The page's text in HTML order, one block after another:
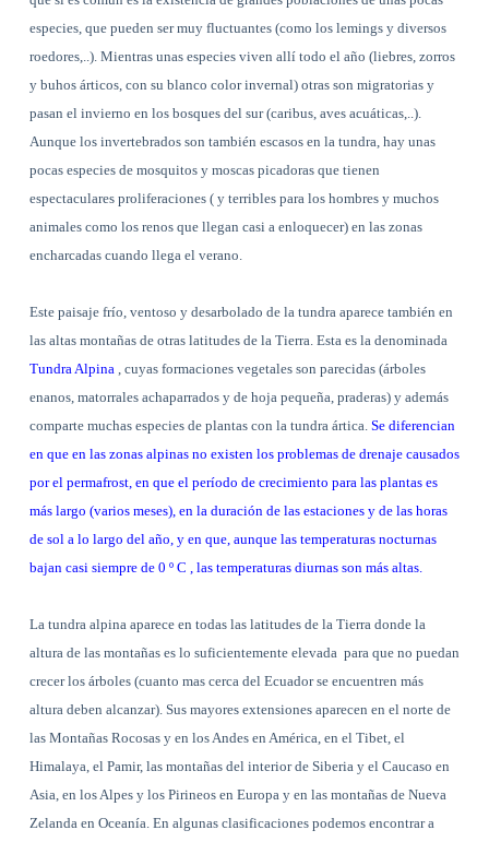
especies, que pueden ser muy fluctuantes (como los lemings y diversos
roedores,..). Mientras unas especies viven allí todo el año (liebres, zorros
y buhos árticos, con su blanco color invernal) otras son migratorias y
pasan el invierno en los bosques del sur (caribus, aves acuáticas,..).
Aunque los invertebrados son también escasos en la tundra, hay unas
pocas especies de mosquitos y moscas picadoras que tienen
espectaculares proliferaciones ( y terribles para los hombres y muchos
animales como los renos que llegan casi a enloquecer) en las zonas
encharcadas cuando llega el verano.
Este paisaje frío, ventoso y desarbolado de la tundra aparece también en
las altas montañas de otras latitudes de la Tierra. Esta es la denominada
Tundra Alpina
, cuyas formaciones vegetales son parecidas (árboles
enanos, matorrales achaparrados y de hoja pequeña, praderas) y además
comparte muchas especies de plantas con la tundra ártica. Se diferencian
en que en las zonas alpinas no existen los problemas de drenaje causados
por el permafrost, en que el período de crecimiento para las plantas es
más largo (varios meses), en la duración de las estaciones y de las horas
de sol a lo largo del año, y en que, aunque las temperaturas nocturnas
bajan casi siempre de 0 º C , las temperaturas diurnas son más altas.
La tundra alpina aparece en todas las latitudes de la Tierra donde la
altura de las montañas es lo suficientemente elevada para que no puedan
crecer los árboles (cuanto mas cerca del Ecuador se encuentren más
altura deben alcanzar). Sus mayores extensiones aparecen en el norte de
las Montañas Rocosas y en los Andes en América, en el Tibet, el
Himalaya, el Pamir, las montañas del interior de Siberia y el Caucaso en
Asia, en los Alpes y los Pirineos en Europa y en las montañas de Nueva
Zelanda en Oceanía. En algunas clasificaciones podemos encontrar a